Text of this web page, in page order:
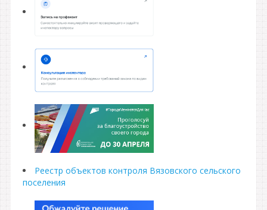
Реестр объектов контроля Вязовского сельского
поселения